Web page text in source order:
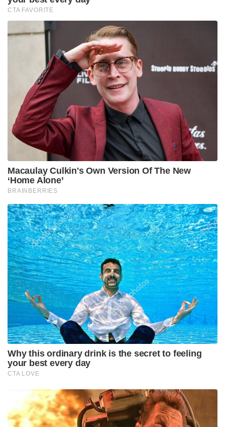
11 മത്സരങ്ങളിൽ എട്ടാമത്തെ തോൽവി വഴങ്ങിയ
മുംബൈ ഇന്ത്യൻസ് പ്ലേ ഓഫ് കാണാതെ
പുറത്തായിരിക്കുകയാണ്. നിലവിൽ പോയിന്റ്
പട്ടികയിൽ ഒമ്പതാം സ്ഥാനത്താണ് ടീം.
Suryakumar Yadav rajastan royals ipl 2026